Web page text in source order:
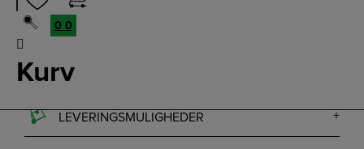
0 0
Kurv
LEVERINGSMULIGHEDER